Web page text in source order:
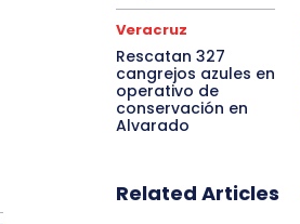
Veracruz
Rescatan 327
cangrejos azules en
operativo de
conservación en
Alvarado
Related Articles